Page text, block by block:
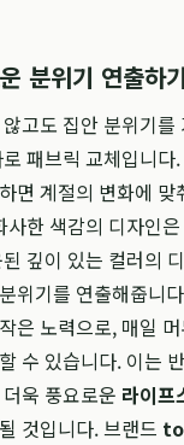
분위기 연출하기
고도 집안 분위기를
패브릭 교체입니다
면 계절의 변화에
사한 색감의 디자인
깊이 있는 컬러의
위기를 연출해줍니
은 노력으로, 매일
수 있습니다. 이는
욱 풍요로운 라이프
것입니다. 브랜드